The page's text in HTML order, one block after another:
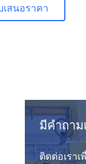
เสนอราคา
มีคําถา
ติดต่อเรา